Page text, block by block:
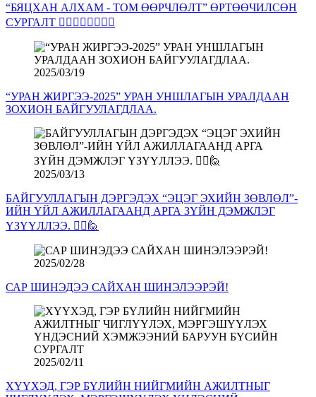
“БЯЦХАН АЛХАМ - ТОМ ӨӨРЧЛӨЛТ” ӨРТӨӨЧИЛСӨН
СУРГАЛТ 💁‍♀️🙆‍♀️🙆‍♂️💁‍♂️
2025/03/19
“УРАН ЖИРГЭЭ-2025” УРАН УНШЛАГЫН УРАЛДААН
ЗОХИОН БАЙГУУЛАГДЛАА.
2025/03/13
БАЙГУУЛЛАГЫН ДЭРГЭДЭХ “ЭЦЭГ ЭХИЙН ЗӨВЛӨЛ”-
ИЙН ҮЙЛ АЖИЛЛАГААНД АРГА ЗҮЙН ДЭМЖЛЭГ
ҮЗҮҮЛЛЭЭ. 🙋‍♀️🙋
2025/02/28
САР ШИНЭДЭЭ САЙХАН ШИНЭЛЭЭРЭЙ!
2025/02/11
ХҮҮХЭД, ГЭР БҮЛИЙН НИЙГМИЙН АЖИЛТНЫГ